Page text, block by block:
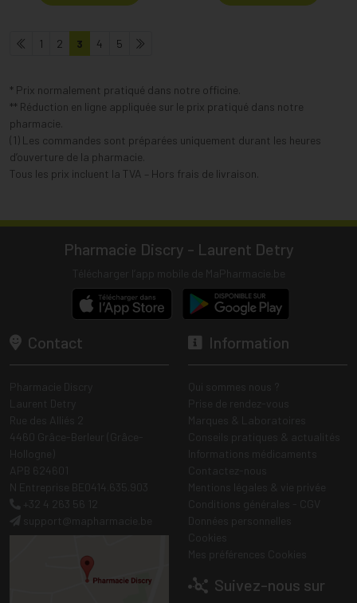
1 2 3 4 5
* Prix normalement pratiqué dans notre officine.
** Réduction en ligne appliquée sur le prix pratiqué dans notre
pharmacie.
(1) Les commandes sont préparées uniquement durant les heures
d’ouverture de la pharmacie.
Tous les prix incluent la TVA – Hors frais de livraison.
Pharmacie Discry - Laurent Detry
Contact Information
Suivez-nous sur